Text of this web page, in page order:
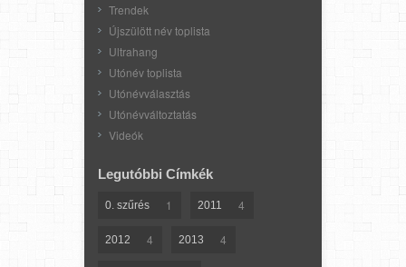
Trendek
Újszülött név toplista
Ultrahang
Utónév toplista
Utónévválasztás
Utónévváltoztatás
Videók
Legutóbbi Címkék
0. szűrés 1 2011 4
2012 4 2013 4